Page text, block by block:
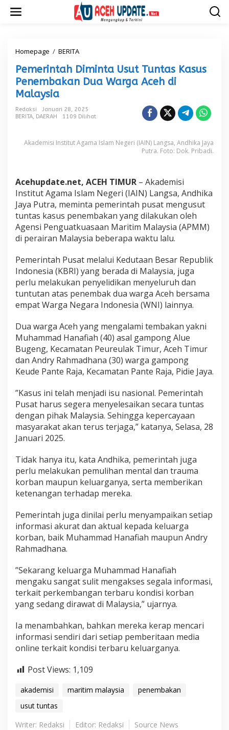
Homepage / BERITA
m
e
r
n
t
D
n
t
a
U
s
u
t
T
n
t
a
s
a
u
s
P
n
e
b
a
a
n
a
a
r
g
A
e
h
M
a
l
a
y
i
a
Pemerintah Diminta Usut Tuntas Kasus
Penembakan Dua Warga Aceh di
Malaysia
Redaksi
Januari 28, 2025
BERITA, DAERAH 1109 Dilihat
Akademisi Institut Agama Islam Negeri (IAIN) Langsa, Andhika Jaya
Putra. Foto: Dok. Pribadi.
Acehupdate.net, ACEH TIMUR – Akademisi
Institut Agama Islam Negeri (IAIN) Langsa, Andhika
Jaya Putra, meminta pemerintah pusat mengusut
tuntas kasus penembakan yang dilakukan oleh
Agensi Penguatkuasaan Maritim Malaysia (APMM)
di perairan Malaysia beberapa waktu lalu.
Pemerintah Pusat melalui Kedutaan Besar Republik
Indonesia (KBRI) yang berada di Malaysia, juga
perlu melakukan penyelidikan menyeluruh dan
tuntutan atas penembak dua warga Aceh bersama
empat Warga Negara Indonesia (WNI) lainnya.
Dua warga Aceh yang mengalami tembakan yakni
Muhammad Hanafiah (40) asal gampong Alue
Bugeng, Kecamatan Peureulak Timur, Aceh Timur
dan Andry Rahmadhana (30) warga gampong
Keude Pante Raja, Kecamatan Pante Raja, Pidie Jaya.
”Kasus ini telah menjadi isu nasional. Pemerintah
Pusat harus segera menyelesaikan secara tuntas
dengan pihak Malaysia. Sehingga kepercayaan
masyarakat akan terus terjaga,” katanya, Selasa, 28
Januari 2025.
Tidak hanya itu, kata Andhika, pemerintah juga
perlu melakukan pemulihan mental dan trauma
korban maupun keluarganya, serta memberikan
ketenangan terhadap mereka.
Pemerintah juga dinilai perlu menyampaikan setiap
informasi akurat dan aktual kepada keluarga
korban, baik Muhammad Hanafiah maupun Andry
Rahmadhana.
”Sekarang keluarga Muhammad Hanafiah
mengaku sangat sulit mengakses segala informasi,
terkait perkembangan terbaru kondisi korban
yang sedang dirawat di Malaysia,” ujarnya.
Ia menambahkan, bahkan mereka kerap mencari
informasi sendiri dari setiap pemberitaan media
online terkait kondisi terbaru keluarganya.
Post Views: 1,109
akademisi maritim malaysia
penembakan
usut tuntas
Writer: Redaksi
Editor: Redaksi Source News